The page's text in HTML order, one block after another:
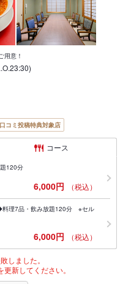
用意！
口コミ投稿特典対象店
コース
120分
6,000円 （税込）
料理7品・飲み放題120分 ※セル
6,000円 （税込）
しました。
新してください。